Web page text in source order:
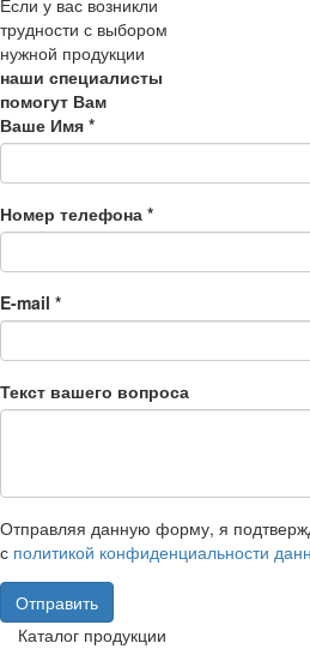
Если у вас возникли
трудности с выбором
нужной продукции
наши специалисты
помогут Вам
Ваше Имя *
Номер телефона *
E-mail *
Текст вашего вопроса
Отправляя данную форму, я
с политикой конфиденциальности
Отправить
Каталог продукции